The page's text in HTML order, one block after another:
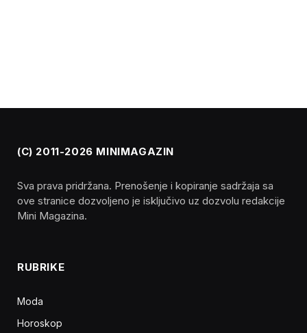
(C) 2011-2026 MINIMAGAZIN
Sva prava pridržana. Prenošenje i kopiranje sadržaja sa
ove stranice dozvoljeno je isključivo uz dozvolu redakcije
Mini Magazina.
RUBRIKE
Moda
Horoskop